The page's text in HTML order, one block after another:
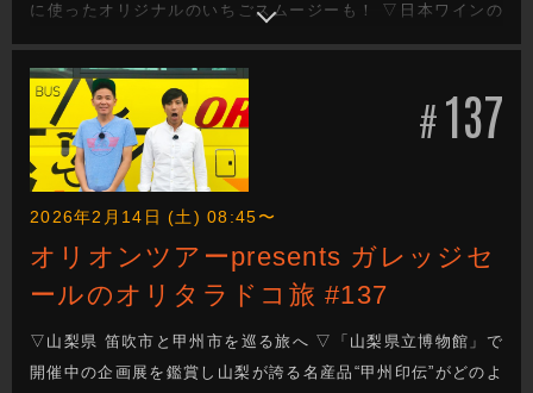
に使ったオリジナルのいちごスムージーも！ ▽日本ワインの
原点「シャトー・メルシャン」の「勝沼ワイナリー」へ！日
本におけるワインの歴史やワイン造りへのこだわりを紹介&2
人お待ちかねの試飲も！ ▽今週もガレッジセールのゆるり旅
をお届けします
#137
2026年2月14日 (土) 08:45〜
オリオンツアーpresents ガレッジセ
ールのオリタラドコ旅 #137
▽山梨県 笛吹市と甲州市を巡る旅へ ▽「山梨県立博物館」で
開催中の企画展を鑑賞し山梨が誇る名産品“甲州印伝”がどのよ